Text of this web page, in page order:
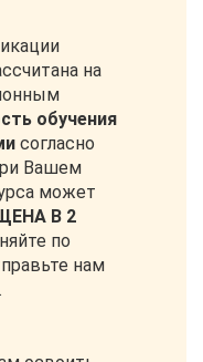
на
обучения
согласно
Вашем
может
В 2
по
нам